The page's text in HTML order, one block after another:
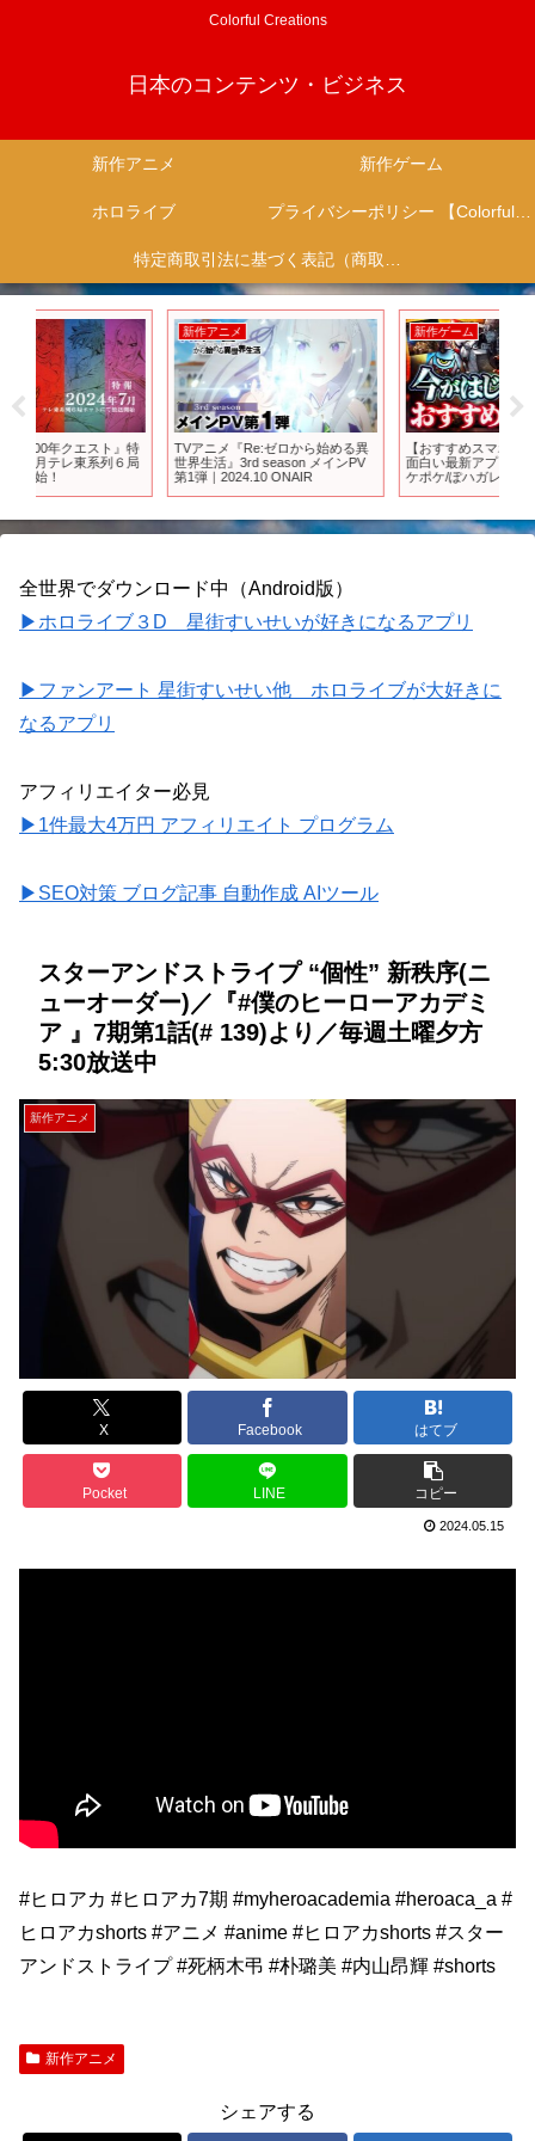
Colorful Creations
日本のコンテンツ・ビジネス
新作アニメ 新作ゲーム
ホロライブ プライバシーポリシー 【Colorful Creation】
特定商取引法に基づく表記（商取引に関する開示）
新作アニメ
TVアニメ『Re:ゼロから始める異
世界生活』3rd season メインPV
第1弾｜2024.10 ONAIR
新作ゲーム
【おすすめスマホゲーム】本当に
面白い最新アプリゲーム6選【ポ
ケポケ/ぽハガレン/名もなき者の
全世界でダウンロード中（Android版）
▶ホロライブ３D 星街すいせいが好きになるアプリ
▶ファンアート 星街すいせい他 ホロライブが大好きに
なるアプリ
アフィリエイター必見
▶1件最大4万円 アフィリエイト プログラム
▶SEO対策 ブログ記事 自動作成 AIツール
スターアンドストライプ “個性” 新秩序(ニ
ューオーダー)／『#僕のヒーローアカデミ
ア 』7期第1話(# 139)より／毎週土曜夕方
5:30放送中
新作アニメ
X Facebook はてブ
Pocket LINE コピー
2024.05.15
#ヒロアカ #ヒロアカ7期 #myheroacademia #heroaca_a #
ヒロアカshorts #アニメ #anime #ヒロアカshorts #スター
アンドストライプ #死柄木弔 #朴璐美 #内山昂輝 #shorts
新作アニメ
シェアする